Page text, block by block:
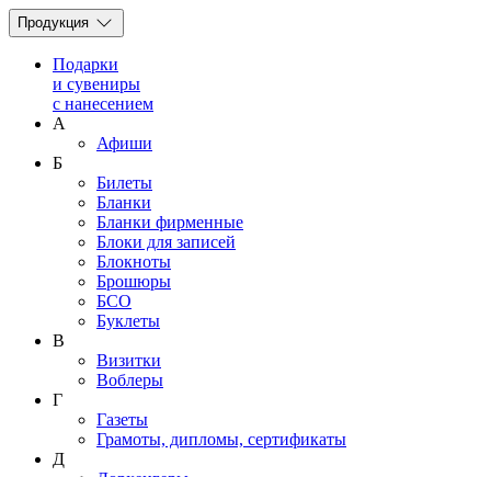
Продукция
Подарки
и сувениры
с нанесением
А
Афиши
Б
Билеты
Бланки
Бланки фирменные
Блоки для записей
Блокноты
Брошюры
БСО
Буклеты
В
Визитки
Воблеры
Г
Газеты
Грамоты, дипломы, сертификаты
Д